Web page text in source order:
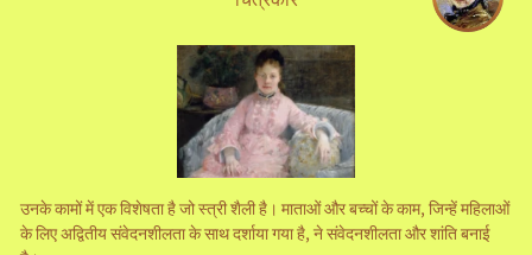
उनके कामों में एक विशेषता है जो स्त्री शैली है। माताओं और बच्चों के काम, जिन्हें महिलाओं
के लिए अद्वितीय संवेदनशीलता के साथ दर्शाया गया है, ने संवेदनशीलता और शांति बनाई